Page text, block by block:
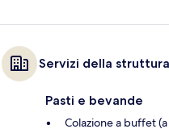
Servizi della struttura
Pasti e bevande
Colazione a buffet